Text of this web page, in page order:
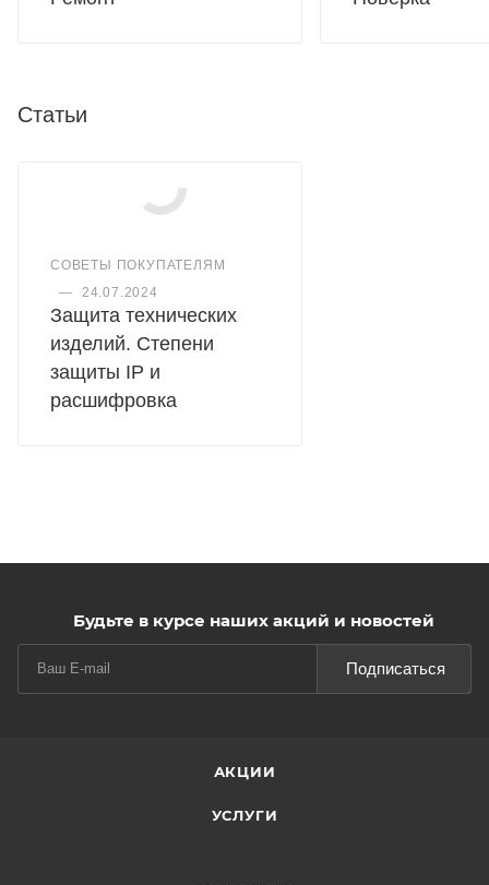
Статьи
СОВЕТЫ ПОКУПАТЕЛЯМ
—
24.07.2024
Защита технических
изделий. Степени
защиты IP и
расшифровка
Будьте в курсе наших акций и новостей
Подписаться
АКЦИИ
УСЛУГИ